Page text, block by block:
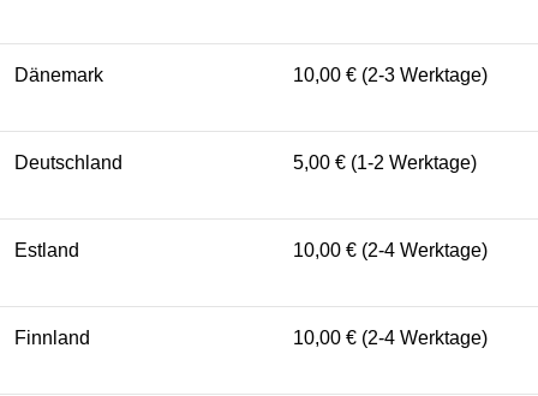
Dänemark 10,00 € (2-3 Werktage)
Deutschland 5,00 € (1-2 Werktage)
Estland 10,00 € (2-4 Werktage)
Finnland 10,00 € (2-4 Werktage)